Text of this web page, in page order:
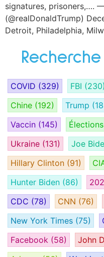
signatures, prisoners,….
(@realDonaldTrump)
Detroit, Philadelphia,
COVID (329) FBI (230)
Chine (192) Trump
Vaccin (145) Élections
Ukraine (131) Joe
Hillary Clinton (91)
Hunter Biden (86)
CDC (78) CNN (76)
New York Times (75)
Facebook (58) John